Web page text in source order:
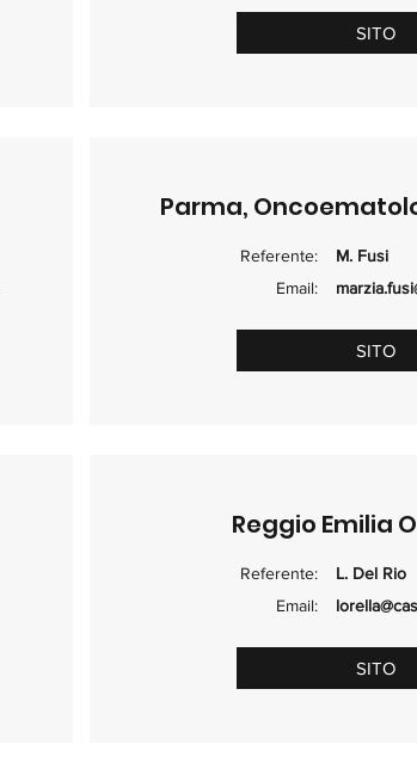
SITO
Parma,
Referente:
Email:
M. Fusi
SITO
Reggio Emilia
Referente:
Email:
L. Del Rio
SITO